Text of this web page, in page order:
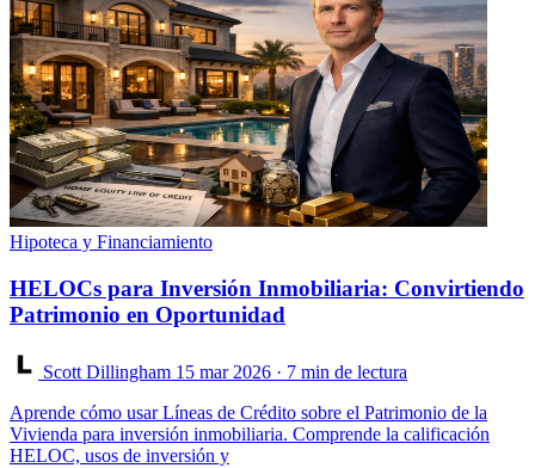
Hipoteca y Financiamiento
HELOCs para Inversión Inmobiliaria: Convirtiendo
Patrimonio en Oportunidad
Scott Dillingham 15 mar 2026 · 7 min de lectura
Aprende cómo usar Líneas de Crédito sobre el Patrimonio de la
Vivienda para inversión inmobiliaria. Comprende la calificación
HELOC, usos de inversión y